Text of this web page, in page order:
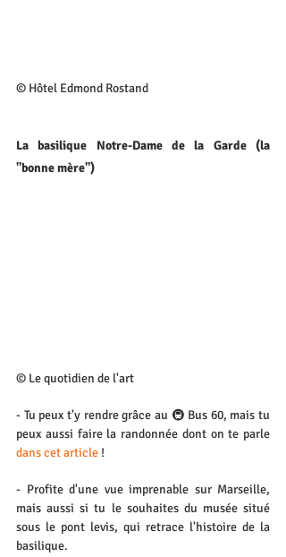
© Hôtel Edmond Rostand
La basilique Notre-Dame de la Garde (la
"bonne mère")
© Le quotidien de l'art
- Tu peux t'y rendre grâce au 🚇 Bus 60, mais tu
dans cet article !
- Profite d'une vue imprenable sur Marseille,
mais aussi si tu le souhaites du musée situé
sous le pont levis, qui retrace l'histoire de la
basilique.